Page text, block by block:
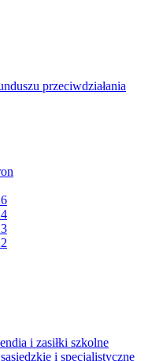
przeciwdziałania
i zasiłki szkolne
i specjalistyczne